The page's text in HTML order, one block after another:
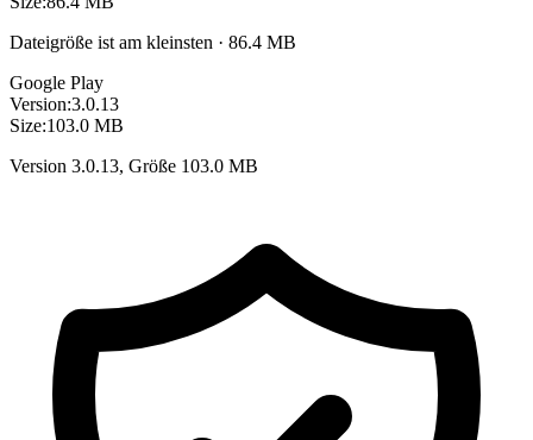
Dateigröße ist am kleinsten · 86.4 MB
Google Play
Version:3.0.13
Size:103.0 MB
Version 3.0.13, Größe 103.0 MB